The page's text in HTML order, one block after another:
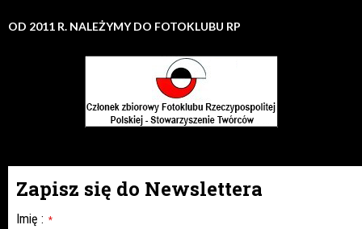
OD 2011 R. NALEŻYMY DO FOTOKLUBU RP
Zapisz się do Newslettera
Imię : *